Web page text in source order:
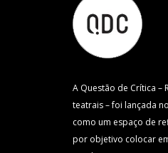
A Questão de Crítica –
teatrais – foi lançada
como um espaço de
por objetivo colocar